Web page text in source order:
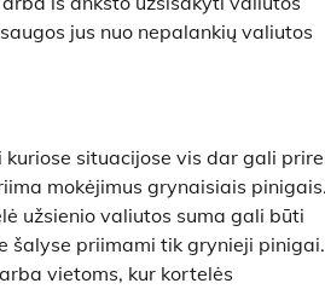
jus nuo nepalankių valiutos
situacijose vis dar gali
mokėjimus grynaisiais pinigais.
užsienio valiutos suma gali būti
šalyse priimami tik grynieji pinigai.
vietoms, kur kortelės